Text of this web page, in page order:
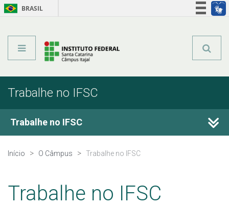
BRASIL
Trabalhe no IFSC
Trabalhe no IFSC
Concursos Públicos
Movimentação de Servidores
Início O Câmpus Trabalhe no IFSC
Trabalhe no IFSC